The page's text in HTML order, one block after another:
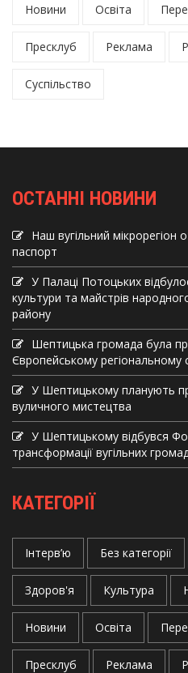
Новини Освіта
Пресклуб Реклама
Суспільство
ОСТАННІ НОВИНИ
Наш вугільний мікрорегіон
паспорт
У Палаці Потоцьких
культури та майстрів
району
Шептицька громада була
Європейському регіональному
У Шептицькому планують
вуличного мистецтва
У Шептицькому відбувся
трансформації вугільних
КАТЕГОРІЇ
Інтерв’ю Без категорії
Здоров'я Культура
Новини Освіта
Пресклуб Реклама